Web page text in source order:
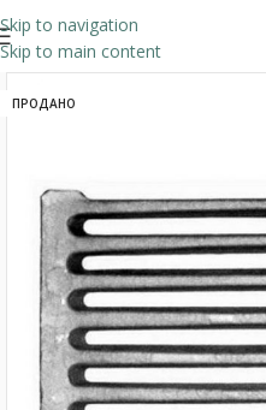
Skip to navigation
Skip to main content
ПРОДАНО